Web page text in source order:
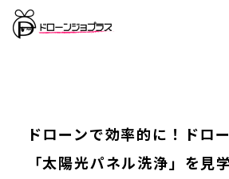
ドローンで効率的に！ドロ
「太陽光パネル洗浄」を見